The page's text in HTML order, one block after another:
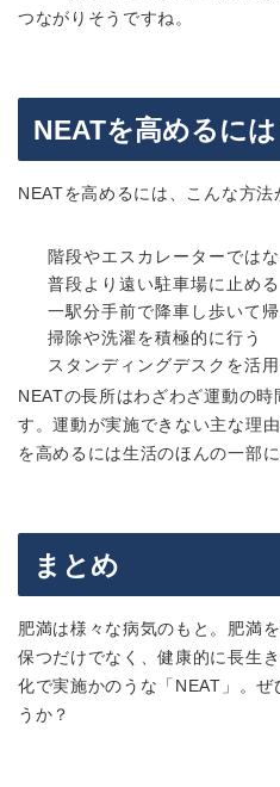
つながりそうですね。
NEATを高めるには
NEATを高めるには、こんな方法
階段やエスカレーターでは
普段より遠い駐車場に止める
一駅分手前で降車し歩いて帰
掃除や洗濯を積極的に行う
スタンディングデスクを活
NEATの長所はわざわざ運動の
す。運動が実施できない主な理
を高めるには生活のほんの一部
まとめ
肥満は様々な病気のもと。肥満
保つだけでなく、健康的に長生
化で実施かのうな「NEAT」。ぜ
うか？